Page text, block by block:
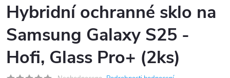
Hybridní ochranné sklo na
Samsung Galaxy S25 -
Hofi, Glass Pro+ (2ks)